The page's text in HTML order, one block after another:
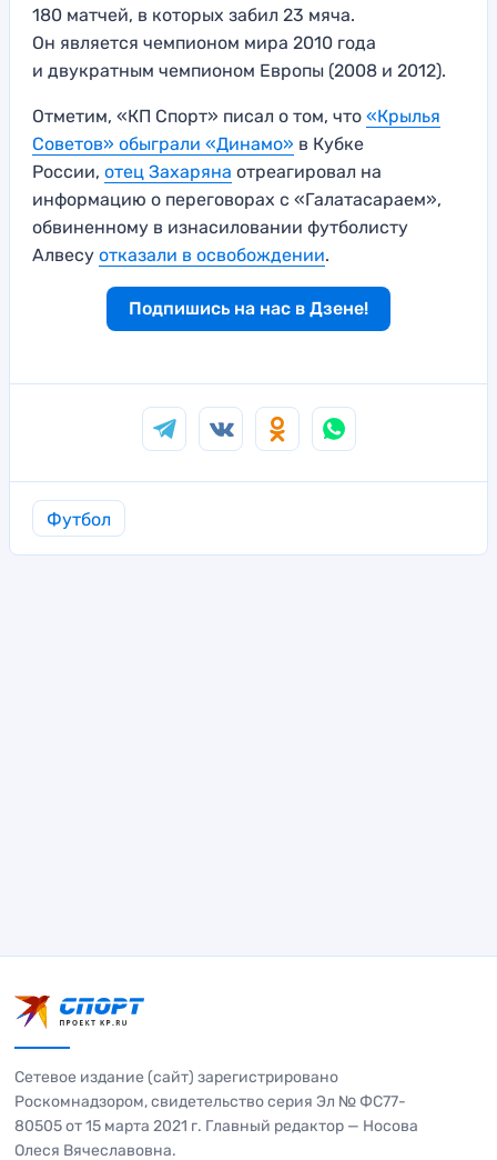
180 матчей, в которых забил 23 мяча.
Он является чемпионом мира 2010 года
и двукратным чемпионом Европы (2008 и 2012).
Отметим, «КП Спорт» писал о том, что «Крылья
Советов» обыграли «Динамо» в Кубке
России, отец Захаряна отреагировал на
информацию о переговорах с «Галатасараем»,
обвиненному в изнасиловании футболисту
Алвесу отказали в освобождении.
Подпишись на нас в Дзене!
Футбол
Сетевое издание (сайт) зарегистрировано
Роскомнадзором, свидетельство серия Эл № ФС77-
80505 от 15 марта 2021 г. Главный редактор — Носова
Олеся Вячеславовна.